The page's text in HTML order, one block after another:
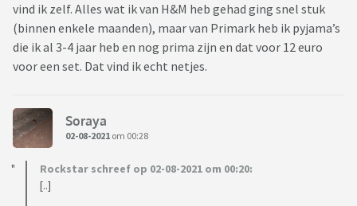
vind ik zelf. Alles wat ik van H&M heb gehad ging snel stuk
(binnen enkele maanden), maar van Primark heb ik pyjama’s
die ik al 3-4 jaar heb en nog prima zijn en dat voor 12 euro
voor een set. Dat vind ik echt netjes.
Soraya
02-08-2021 om 00:28
Rockstar schreef op 02-08-2021 om 00:20:
[..]